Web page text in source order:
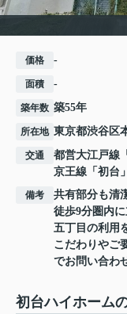
価格 -
面積 -
築年数 築55年
所在地 東京都渋谷区
交通 都営大江戸線 「
京王線 「 初台
備考
共有部分も清
徒歩9分圏内
五丁目の利用
こだわりやご
でお問い合わ
初台ハイホーム